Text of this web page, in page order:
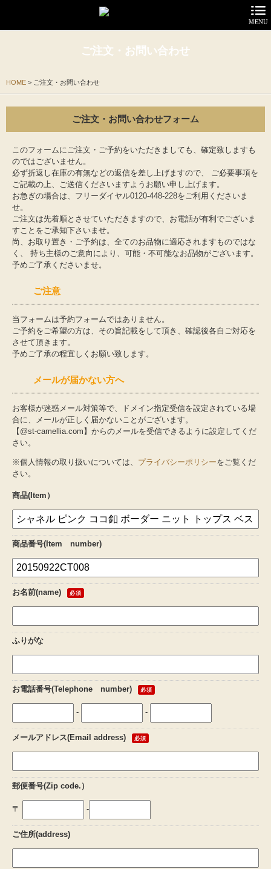
ご注文・お問い合わせ
HOME > ご注文・お問い合わせ
ご注文・お問い合わせフォーム
このフォームにご注文・ご予約をいただきましても、確定致しますも
のではございません。
必ず折返し在庫の有無などの返信を差し上げますので、 ご必要事項を
ご記載の上、ご送信くださいますようお願い申し上げます。
お急ぎの場合は、フリーダイヤル0120-448-228をご利用くださいま
せ。
ご注文は先着順とさせていただきますので、お電話が有利でございま
すことをご承知下さいませ。
尚、お取り置き・ご予約は、全てのお品物に適応されますものではな
く、 持ち主様のご意向により、可能・不可能なお品物がございます。
予めご了承くださいませ。
ご注意
当フォームは予約フォームではありません。
ご予約をご希望の方は、その旨記載をして頂き、確認後各自ご対応を
させて頂きます。
予めご了承の程宜しくお願い致します。
メールが届かない方へ
お客様が迷惑メール対策等で、ドメイン指定受信を設定されている場
合に、メールが正しく届かないことがございます。
【@st-camellia.com】からのメールを受信できるように設定してくだ
さい。
※個人情報の取り扱いについては、 プライバシーポリシーをご覧くだ
さい。
商品(Item）
商品番号(Item number)
お名前(name) 必須
ふりがな
お電話番号(Telephone number) 必須
- -
メールアドレス(Email address) 必須
郵便番号(Zip code.）
〒 -
ご住所(address)
商品紹介
LOUIS VITTON
OTHER
サービスの特長
委託料について
お探しものを承ります
店舗概要
お知らせ
お問い合わせ